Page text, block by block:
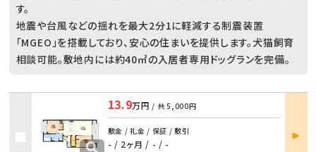
す。
地震や台風などの揺れを最大2分1に軽減する制震装置
「MGEO」を搭載しており、安心の住まいを提供します。犬猫飼育
相談可能。敷地内には約40㎡の入居者専用ドッグランを完備。
13.9万円 / 共5,000円
敷金 / 礼金 / 保証 / 敷引
- / 2ヶ月 / - / -
部屋
詳細